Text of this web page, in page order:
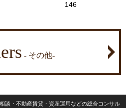
146
- その他-
談・不動産賃貸・資産運用などの総合コンサル